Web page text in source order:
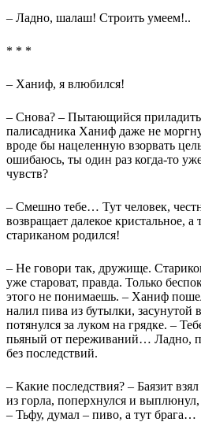
– Ладно, шалаш! Строить умеем!..
* * *
– Ханиф, я влюбился!
– Снова? – Пытающийся
палисадника Ханиф даже не
вроде бы нацеленную взорвать
ошибаюсь, ты один раз когда-то
чувств?
– Смешно тебе… Тут человек,
возвращает далекое кристальное,
стариканом родился!
– Не говори так, дружище.
уже староват, правда. Только
этого не понимаешь. – Ханиф
налил пива из бутылки, засунутой
потянулся за луком на грядке. –
пьяный от переживаний… Ладно,
без последствий.
– Какие последствия? – Баязит
из горла, поперхнулся и выплюнул,
– Тьфу, думал – пиво, а тут брага…